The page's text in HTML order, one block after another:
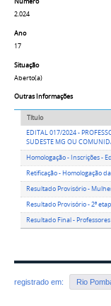
2.024
Ano
17
Situação
Aberto(a)
Outras Informações
Título
EDITAL 017/2024 -
SUDESTE MG OU
Homologação - Inscrições -
Retificação - Homologação
Resultado Provisório -
Resultado Provisório - 2ª
Resultado Final -
registrado em: Rio